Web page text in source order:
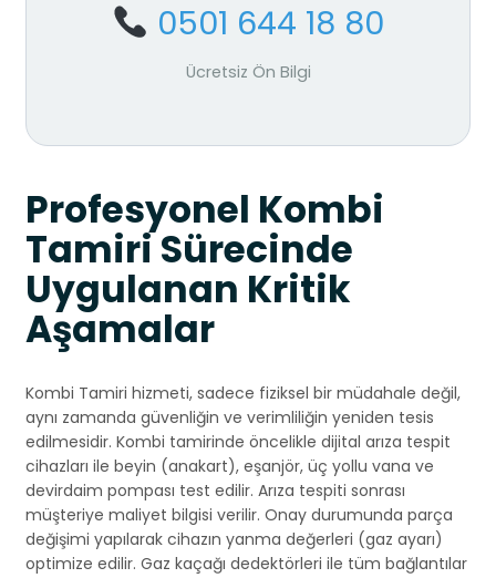
0501 644 18 80
Ücretsiz Ön Bilgi
Profesyonel Kombi
Tamiri Sürecinde
Uygulanan Kritik
Aşamalar
Kombi Tamiri hizmeti, sadece fiziksel bir müdahale değil,
aynı zamanda güvenliğin ve verimliliğin yeniden tesis
edilmesidir. Kombi tamirinde öncelikle dijital arıza tespit
cihazları ile beyin (anakart), eşanjör, üç yollu vana ve
devirdaim pompası test edilir. Arıza tespiti sonrası
müşteriye maliyet bilgisi verilir. Onay durumunda parça
değişimi yapılarak cihazın yanma değerleri (gaz ayarı)
optimize edilir. Gaz kaçağı dedektörleri ile tüm bağlantılar